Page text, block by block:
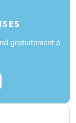
gratuitement à